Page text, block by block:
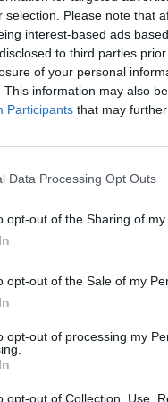
selection. Please note that
interest-based ads
to third parties
of your personal
This information may also
Participants that may
Data Processing Opt Outs
opt-out of the Sharing of my
opt-out of the Sale of my
opt-out of processing my
opt-out of Collection, Use,
ARTIGOS
Hornet